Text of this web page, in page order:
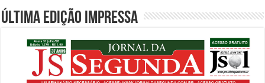
Última edição impressa